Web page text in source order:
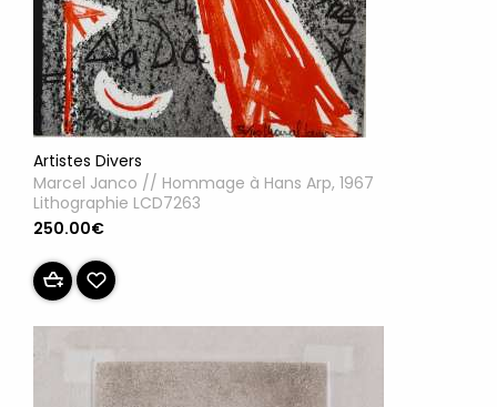
Artistes Divers
Marcel Janco // Hommage à Hans Arp, 1967
Lithographie LCD7263
250.00€